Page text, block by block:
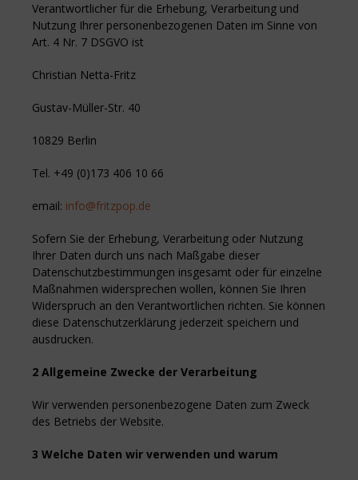
Verantwortlicher für die Erhebung, Verarbeitung und
Nutzung Ihrer personenbezogenen Daten im Sinne von
Art. 4 Nr. 7 DSGVO ist
Christian Netta-Fritz
Gustav-Müller-Str. 40
10829 Berlin
Tel. +49 (0)173 406 10 66
email: info@fritzpop.de
Sofern Sie der Erhebung, Verarbeitung oder Nutzung
Ihrer Daten durch uns nach Maßgabe dieser
Datenschutzbestimmungen insgesamt oder für einzelne
Maßnahmen widersprechen wollen, können Sie Ihren
Widerspruch an den Verantwortlichen richten. Sie können
diese Datenschutzerklärung jederzeit speichern und
ausdrucken.
2 Allgemeine Zwecke der Verarbeitung
Wir verwenden personenbezogene Daten zum Zweck
des Betriebs der Website.
3 Welche Daten wir verwenden und warum